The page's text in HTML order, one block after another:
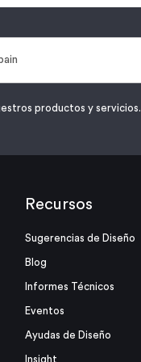
productos y servicios.
Recursos
Sugerencias de Diseño
Blog
Informes Técnicos
Eventos
Ayudas de Diseño
Insight